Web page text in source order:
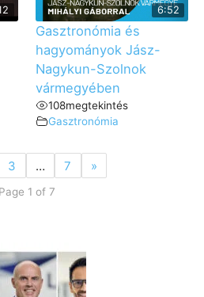
6:52
Gasztronómia és
hagyományok Jász-
Nagykun-Szolnok
vármegyében
108megtekintés
Gasztronómia
3 … 7 »
Page 1 of 7